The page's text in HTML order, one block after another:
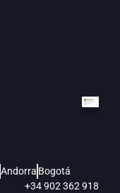
Andorra Bogotá
+34 902 362 918